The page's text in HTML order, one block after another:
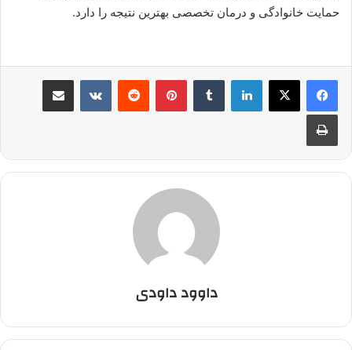
حمایت خانوادگی و درمان تخصصی بهترین نتیجه را دارد.
لینکدین ‫تامبلر پینترست‫رددیت ‫VKontakteاشتراک گذاری از طریق ایمیل
چاپ
داوود داودی